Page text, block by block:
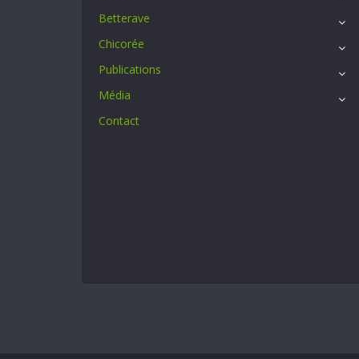
Betterave
Chicorée
Publications
Média
Contact